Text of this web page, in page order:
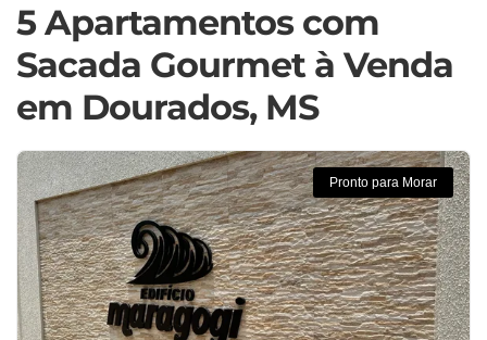
5 Apartamentos com
Sacada Gourmet à Venda
em Dourados, MS
Pronto para Morar